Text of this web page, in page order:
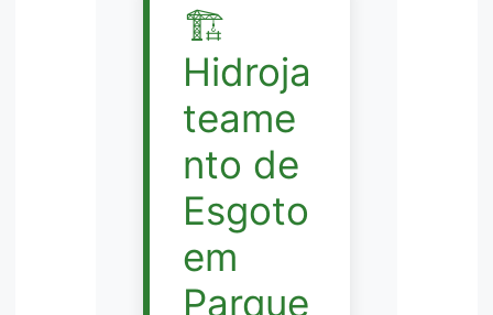
🏗️
Hidroja
teame
nto de
Esgoto
em
Parque